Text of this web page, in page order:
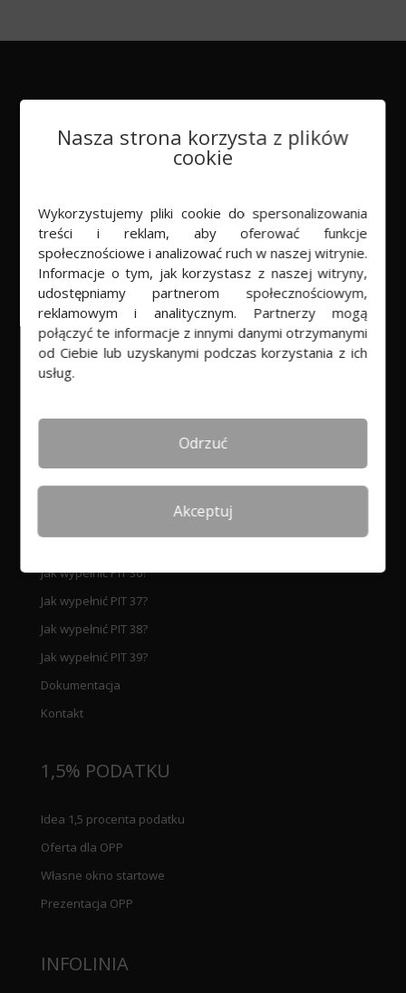
Program do rozliczania PIT
PITprojekt w chmurze
Rekomendacje
Dla biur rachunkowych
POMOC
PIT 36 a PIT 37
Jak wypełnić PIT 36?
Jak wypełnić PIT 37?
Jak wypełnić PIT 38?
Jak wypełnić PIT 39?
Dokumentacja
Kontakt
1,5% PODATKU
Idea 1,5 procenta podatku
Oferta dla OPP
Własne okno startowe
Prezentacja OPP
INFOLINIA
Nasza strona korzysta z plików
cookie
Wykorzystujemy pliki cookie do spersonalizowania
treści i reklam, aby oferować funkcje
społecznościowe i analizować ruch w naszej witrynie.
Informacje o tym, jak korzystasz z naszej witryny,
udostępniamy partnerom społecznościowym,
reklamowym i analitycznym. Partnerzy mogą
połączyć te informacje z innymi danymi otrzymanymi
od Ciebie lub uzyskanymi podczas korzystania z ich
usług.
Odrzuć
Akceptuj